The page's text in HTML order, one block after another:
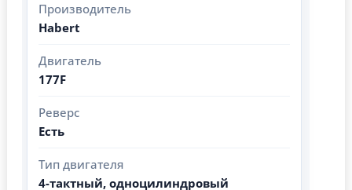
Производитель
Habert
Двигатель
177F
Реверс
Есть
Тип двигателя
4-тактный, одноцилиндровый